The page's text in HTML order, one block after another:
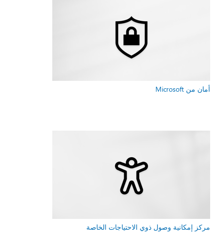
أمان من Microsoft
مركز إمكانية وصول ذوي الاحتياجات الخاصة